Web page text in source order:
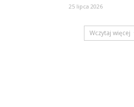
25 lipca 2026
Wczytaj więcej